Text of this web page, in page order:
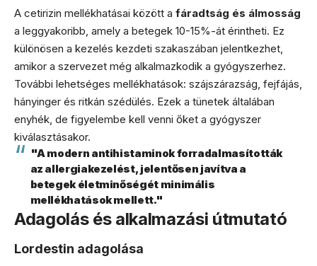
A cetirizin mellékhatásai között a fáradtság és álmosság
a leggyakoribb, amely a betegek 10-15%-át érintheti. Ez
különösen a kezelés kezdeti szakaszában jelentkezhet,
amikor a szervezet még alkalmazkodik a gyógyszerhez.
További lehetséges mellékhatások: szájszárazság, fejfájás,
hányinger és ritkán szédülés. Ezek a tünetek általában
enyhék, de figyelembe kell venni őket a gyógyszer
kiválasztásakor.
"A modern antihistaminok forradalmasították
az allergiakezelést, jelentősen javítva a
betegek életminőségét minimális
mellékhatások mellett."
Adagolás és alkalmazási útmutató
Lordestin adagolása